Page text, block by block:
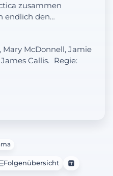
zusammen
endlich den
Kobol.
Mary McDonnell, Jamie
Callis. Regie:
Folgenübersicht